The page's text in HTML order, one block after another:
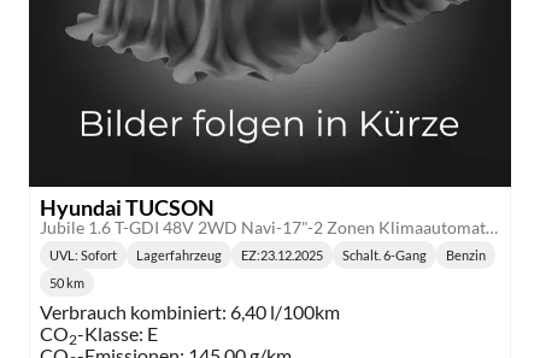
Hyundai TUCSON
Jubile 1.6 T-GDI 48V 2WD Navi-17"-2 Zonen Klimaautomatik-LED-Kamera-Sofort
Lieferzeit:
UVL : Sofort Lagerfahrzeug EZ:23.12.2025
Getriebe:
Schalt. 6-Gang
Kraftstoff:
Benzin
Kilometerstand:
50 km
Verbrauch kombiniert: 6,40 l/100km
CO2-Klasse: E